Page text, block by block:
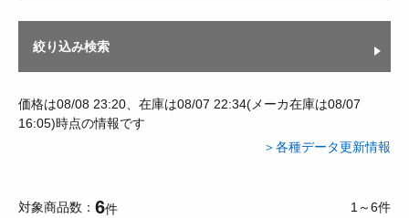
絞り込み検索
価格は08/08 23:20、在庫は08/07 22:34(メーカ在庫は08/07
16:05)時点の情報です
＞各種データ更新情報
対象商品数 6件 1～6件